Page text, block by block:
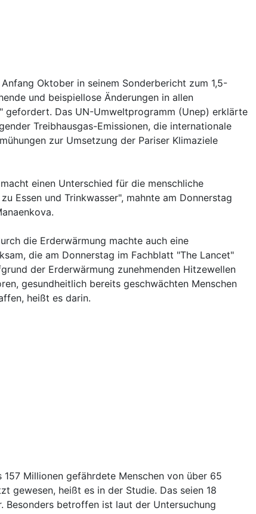
Oktober in seinem Sonderbericht zum 1,5-
und beispiellose Änderungen in allen
gefordert. Das UN-Umweltprogramm (Unep) erklärte
Treibhausgas-Emissionen, die internationale
zur Umsetzung der Pariser Klimaziele
einen Unterschied für die menschliche
Essen und Trinkwasser", mahnte am Donnerstag
die Erderwärmung machte auch eine
die am Donnerstag im Fachblatt "The Lancet"
der Erderwärmung zunehmenden Hitzewellen
gesundheitlich bereits geschwächten Menschen
heißt es darin.
Millionen gefährdete Menschen von über 65
gewesen, heißt es in der Studie. Das seien 18
Besonders betroffen ist laut der Untersuchung